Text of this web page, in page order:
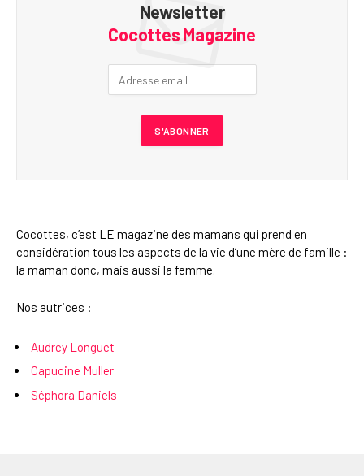
Newsletter
Cocottes Magazine
Cocottes, c’est LE magazine des mamans qui prend en
considération tous les aspects de la vie d’une mère de famille :
la maman donc, mais aussi la femme.
Nos autrices :
Audrey Longuet
Capucine Muller
Séphora Daniels